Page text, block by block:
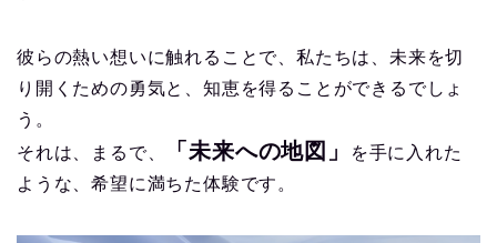
彼らの熱い想いに触れることで、私たちは、未来を切
り開くための勇気と、知恵を得ることができるでしょ
う。
それは、まるで、
「未来への地図」
を手に入れた
ような、希望に満ちた体験です。